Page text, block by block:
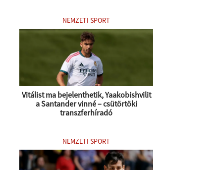
NEMZETI SPORT
Vitálist ma bejelenthetik, Yaakobishvilit
a Santander vinné – csütörtöki
transzferhíradó
NEMZETI SPORT